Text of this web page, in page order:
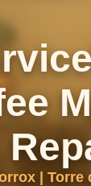
| Torre